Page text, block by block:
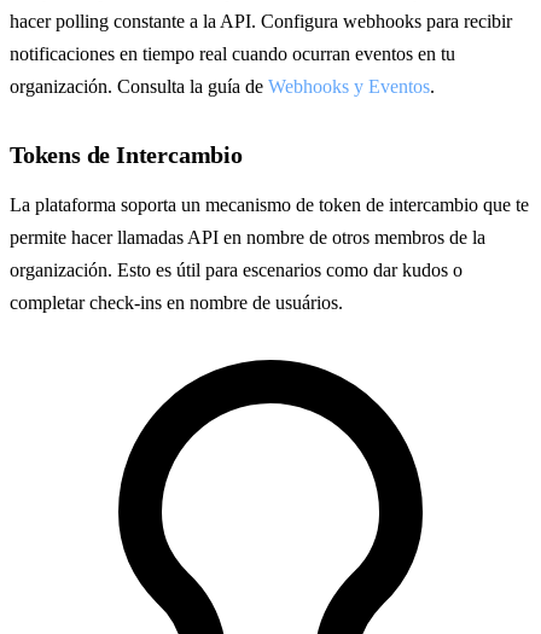
hacer polling constante a la API. Configura webhooks para recibir
notificaciones en tiempo real cuando ocurran eventos en tu
organización. Consulta la guía de Webhooks y Eventos.
Tokens de Intercambio
La plataforma soporta un mecanismo de token de intercambio que te
permite hacer llamadas API en nombre de otros membros de la
organización. Esto es útil para escenarios como dar kudos o
completar check-ins en nombre de usuários.